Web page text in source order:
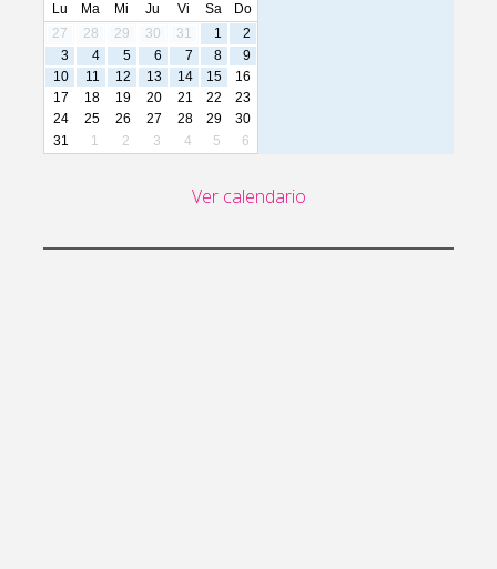
Lu
Ma Mi Ju Vi Sa
Do
27
28 29 30 31 1
2
3
4 5 6 7 8
9
10
11 12 13 14 15
16
17
18 19 20 21 22
23
24
25 26 27 28 29
30
31
1 2 3 4 5 6
Ver calendario